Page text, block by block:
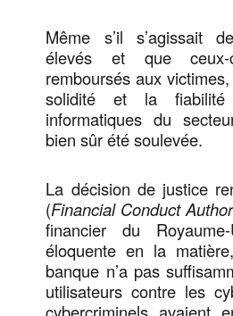
Même s’il s’agissait
élevés et que
remboursés aux
solidité et la fiabilité
informatiques du
bien sûr été soulevée.
La décision de justice
(Financial Conduct
financier du
éloquente en la
banque n’a pas
utilisateurs contre les